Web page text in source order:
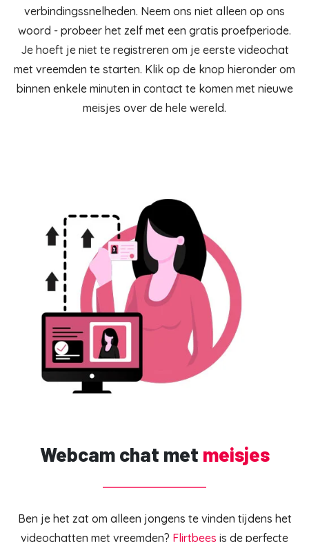
verbindingssnelheden. Neem ons niet alleen op ons
woord - probeer het zelf met een gratis proefperiode.
Je hoeft je niet te registreren om je eerste videochat
met vreemden te starten. Klik op de knop hieronder om
binnen enkele minuten in contact te komen met nieuwe
meisjes over de hele wereld.
Webcam chat met meisjes
Ben je het zat om alleen jongens te vinden tijdens het
videochatten met vreemden? Flirtbees is de perfecte